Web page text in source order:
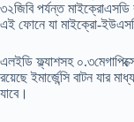
৩২জিবি পর্যন্ত মাইক্রোএসডি
এই ফোনে যা মাইক্রো-ইউএসবি
এলইডি ফ্ল্যাশসহ
রয়েছে ইমার্জেন্সি বাটন যার
যাবে।